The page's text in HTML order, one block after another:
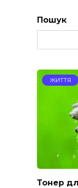
Пошук
ЖИТТЯ
Тонер